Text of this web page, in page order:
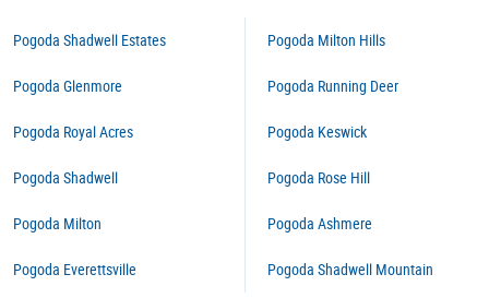
Pogoda Shadwell Estates
Pogoda Glenmore
Pogoda Royal Acres
Pogoda Shadwell
Pogoda Milton
Pogoda Everettsville
Pogoda Milton Hills
Pogoda Running Deer
Pogoda Keswick
Pogoda Rose Hill
Pogoda Ashmere
Pogoda Shadwell Mountain